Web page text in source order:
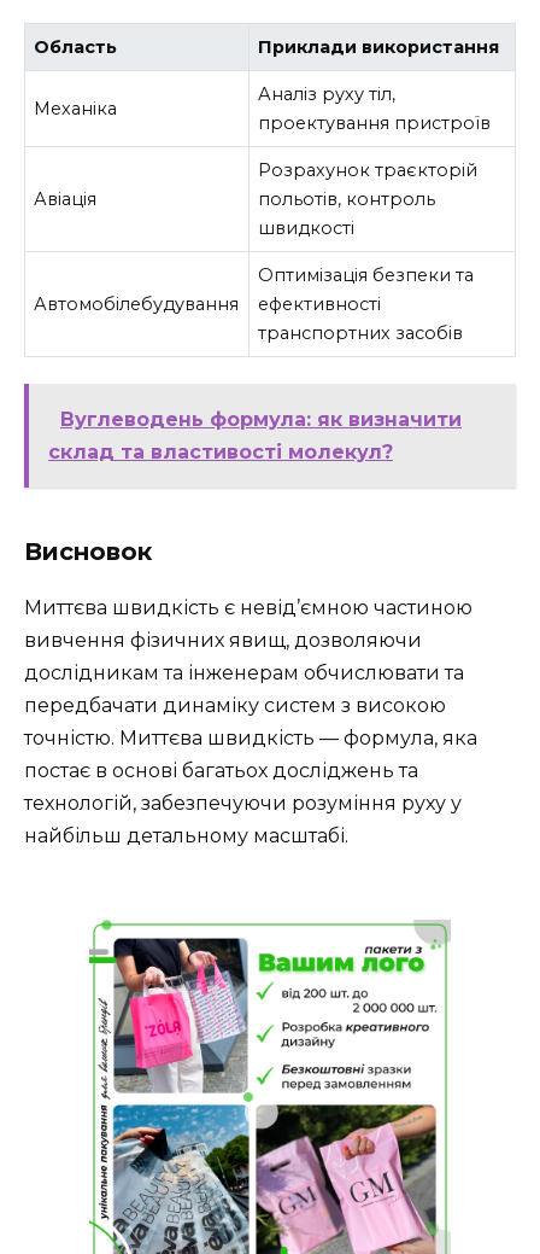
Область Приклади використання
Механіка
Аналіз руху тіл,
проектування пристроїв
Авіація
Розрахунок траєкторій
польотів, контроль
швидкості
Автомобілебудування
Оптимізація безпеки та
ефективності
транспортних засобів
Вуглеводень формула: як визначити
склад та властивості молекул?
Висновок
Миттєва швидкість є невід’ємною частиною
вивчення фізичних явищ, дозволяючи
дослідникам та інженерам обчислювати та
передбачати динаміку систем з високою
точністю. Миттєва швидкість — формула, яка
постає в основі багатьох досліджень та
технологій, забезпечуючи розуміння руху у
найбільш детальному масштабі.